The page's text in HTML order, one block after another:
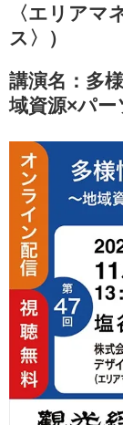
〈エリアマ
ス〉）
講演名： 多
域資源×パ